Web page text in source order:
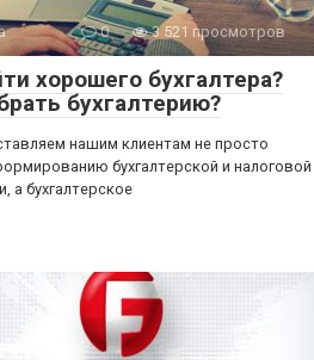
0 3 521 просмотров
хорошего бухгалтера?
бухгалтерию?
нашим клиентам не просто
бухгалтерской и налоговой
а бухгалтерское